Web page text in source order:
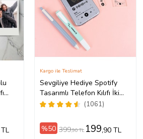
Sevgiliye Hediye Spotify
Tasarımlı Telefon Kılıfı İki
Anahtarlık Hediyeli
(1061)
Kargo ile Teslimat
%50 399,90 TL 199,90 TL